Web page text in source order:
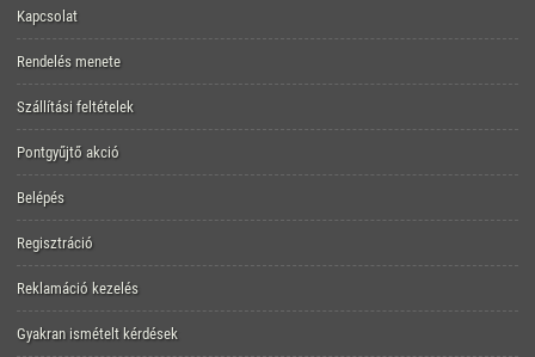
Kapcsolat
Rendelés menete
Szállítási feltételek
Pontgyűjtő akció
Belépés
Regisztráció
Reklamáció kezelés
Gyakran ismételt kérdések